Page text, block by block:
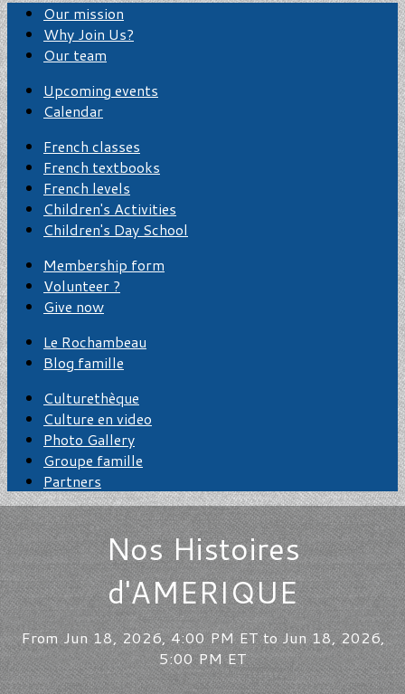
Our mission
Why Join Us?
Our team
Upcoming events
Calendar
French classes
French textbooks
French levels
Children's Activities
Children's Day School
Membership form
Volunteer ?
Give now
Le Rochambeau
Blog famille
Culturethèque
Culture en video
Photo Gallery
Groupe famille
Partners
Nos Histoires
d'AMERIQUE
From Jun 18, 2026, 4:00 PM ET to Jun 18, 2026,
5:00 PM ET